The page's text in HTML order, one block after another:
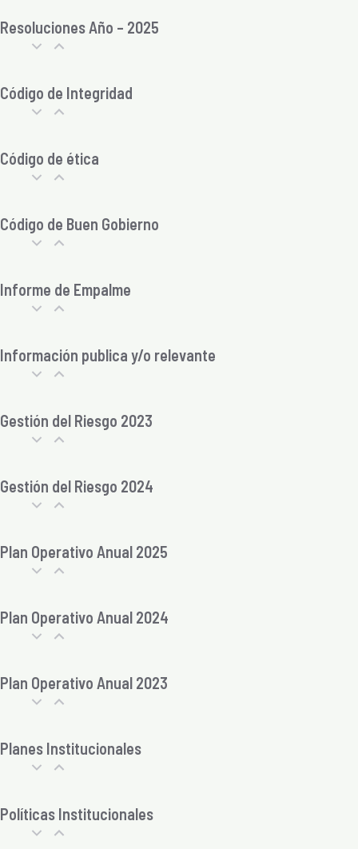
Resoluciones Año – 2025
Código de Integridad
Código de ética
Código de Buen Gobierno
Informe de Empalme
Información publica y/o relevante
Gestión del Riesgo 2023
Gestión del Riesgo 2024
Plan Operativo Anual 2025
Plan Operativo Anual 2024
Plan Operativo Anual 2023
Planes Institucionales
Políticas Institucionales